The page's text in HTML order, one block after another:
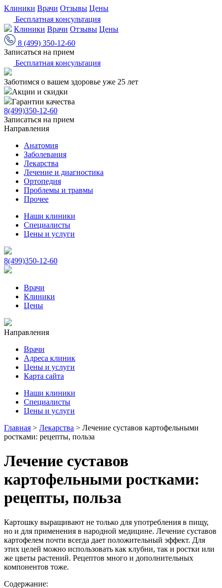
Клиники Врачи Отзывы Цены
Бесплатная консультация
Клиники Врачи Отзывы Цены
8 (499) 350-12-60
Записаться на прием
Бесплатная консультация
Заботимся о вашем здоровье уже 25 лет
Акции и скидки
Гарантии качества
8(499)350-12-60
Записаться на прием
Направления
Анатомия
Заболевания
Лекарства
Лечение и диагностика
Ортопедия
Проблемы и травмы
Прочее
Наши клиники
Специалисты
Цены и услуги
8(499)350-12-60
Врачи
Клиники
Цены
Направления
Врачи
Адреса клиник
Цены и услуги
Карта сайта
Наши клиники
Специалисты
Цены и услуги
Главная > Лекарства > Лечение суставов картофельными
ростками: рецепты, польза
Лечение суставов
картофельными ростками:
рецепты, польза
Картошку выращивают не только для употребления в пищу,
но и для применения в народной медицине. Лечение суставов
картофелем почти всегда дает положительный эффект. Для
этих целей можно использовать как клубни, так и ростки или
же цветы растений. Рецептов много и дополнительных
компонентов тоже.
Содержание: